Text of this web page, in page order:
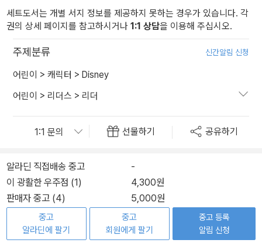
세트도서는 개별 서지 정보를 제공하지 못하는 경우가 있습니다. 각
권의 상세 페이지를 참고하시거나 1:1 상담을 이용해 주십시오.
주제분류 신간알림 신청
어린이 > 캐릭터 > Disney
어린이 > 리더스 > 리더
선물하기 공유하기
알라딘 직접배송 중고
-
이 광활한 우주점 (1)
4,300원
판매자 중고 (4)
5,000원
중고
알라딘에 팔기
중고
회원에게 팔기
중고 등록
알림 신청